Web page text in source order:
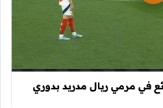
في مرمي ريال مدريد بدوري